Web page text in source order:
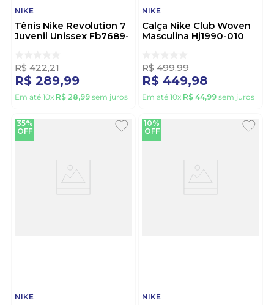
NIKE
Tênis Nike Revolution 7
Juvenil Unissex Fb7689-
R$ 422,21
R$ 289,99
Em até 10x R$ 28,99 sem juros
NIKE
Calça Nike Club Woven
Masculina Hj1990-010
R$ 499,99
R$ 449,98
Em até 10x R$ 44,99 sem juros
35%
OFF
NIKE
10%
OFF
NIKE